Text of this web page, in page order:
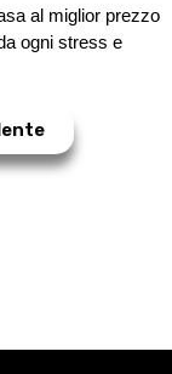
al miglior prezzo
ogni stress e